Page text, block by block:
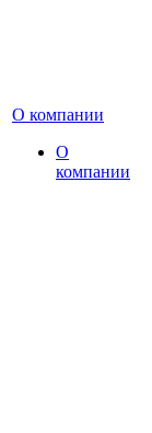
О компании
О
компании